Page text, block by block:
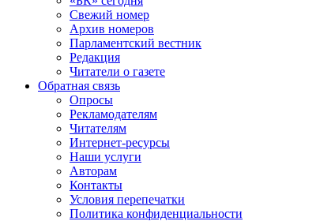
Свежий номер
Архив номеров
Парламентский вестник
Редакция
Читатели о газете
Обратная связь
Опросы
Рекламодателям
Читателям
Интернет-ресурсы
Наши услуги
Авторам
Контакты
Условия перепечатки
Политика конфиденциальности